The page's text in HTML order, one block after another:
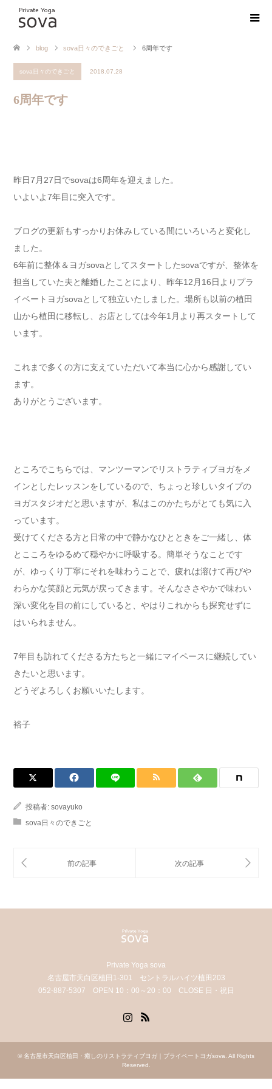
blog sova日々のできごと 6周年です
sova日々のできごと 2018.07.28
6周年です
昨日7月27日でsovaは6周年を迎えました。
いよいよ7年目に突入です。
ブログの更新もすっかりお休みしている間にいろいろと変化し
ました。
6年前に整体＆ヨガsovaとしてスタートしたsovaですが、整体を
担当していた夫と離婚したことにより、昨年12月16日よりプラ
イベートヨガsovaとして独立いたしました。場所も以前の植田
山から植田に移転し、お店としては今年1月より再スタートして
います。
これまで多くの方に支えていただいて本当に心から感謝してい
ます。
ありがとうございます。
ところでこちらでは、マンツーマンでリストラティブヨガをメ
インとしたレッスンをしているので、ちょっと珍しいタイプの
ヨガスタジオだと思いますが、私はこのかたちがとても気に入
っています。
受けてくださる方と日常の中で静かなひとときをご一緒し、体
とこころをゆるめて穏やかに呼吸する。簡単そうなことです
が、ゆっくり丁寧にそれを味わうことで、疲れは溶けて再びや
わらかな笑顔と元気が戻ってきます。そんなささやかで味わい
深い変化を目の前にしていると、やはりこれからも探究せずに
はいられません。
7年目も訪れてくださる方たちと一緒にマイペースに継続してい
きたいと思います。
どうぞよろしくお願いいたします。
裕子
投稿者: sovayuko
sova日々のできごと
Private Yoga sova
名古屋市天白区植田1-301 セントラルハイツ植田203
052-887-5307 OPEN 10：00～20：00 CLOSE 日・祝日
© 名古屋市天白区植田・癒しのリストラティブヨガ｜プライベートヨガsova . All Rights
Reserved.